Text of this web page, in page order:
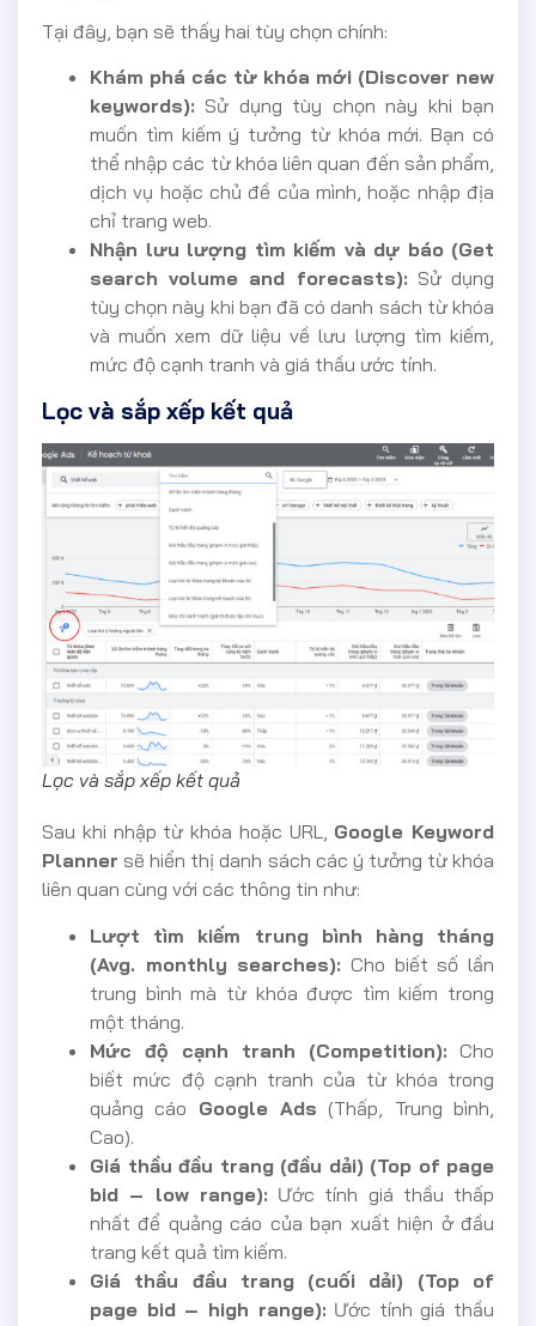
Tại đây, bạn sẽ thấy hai tùy chọn chính:
Khám phá các từ khóa mới (Discover new
keywords): Sử dụng tùy chọn này khi bạn
muốn tìm kiếm ý tưởng từ khóa mới. Bạn có
thể nhập các từ khóa liên quan đến sản phẩm,
dịch vụ hoặc chủ đề của mình, hoặc nhập địa
chỉ trang web.
Nhận lưu lượng tìm kiếm và dự báo (Get
search volume and forecasts): Sử dụng
tùy chọn này khi bạn đã có danh sách từ khóa
và muốn xem dữ liệu về lưu lượng tìm kiếm,
mức độ cạnh tranh và giá thầu ước tính.
Lọc và sắp xếp kết quả
Lọc và sắp xếp kết quả
Sau khi nhập từ khóa hoặc URL, Google Keyword
Planner sẽ hiển thị danh sách các ý tưởng từ khóa
liên quan cùng với các thông tin như:
Lượt tìm kiếm trung bình hàng tháng
(Avg. monthly searches): Cho biết số lần
trung bình mà từ khóa được tìm kiếm trong
một tháng.
Mức độ cạnh tranh (Competition): Cho
biết mức độ cạnh tranh của từ khóa trong
quảng cáo Google Ads (Thấp, Trung bình,
Cao).
Giá thầu đầu trang (đầu dải) (Top of page
bid – low range): Ước tính giá thầu thấp
nhất để quảng cáo của bạn xuất hiện ở đầu
trang kết quả tìm kiếm.
Giá thầu đầu trang (cuối dải) (Top of
page bid – high range): Ước tính giá thầu